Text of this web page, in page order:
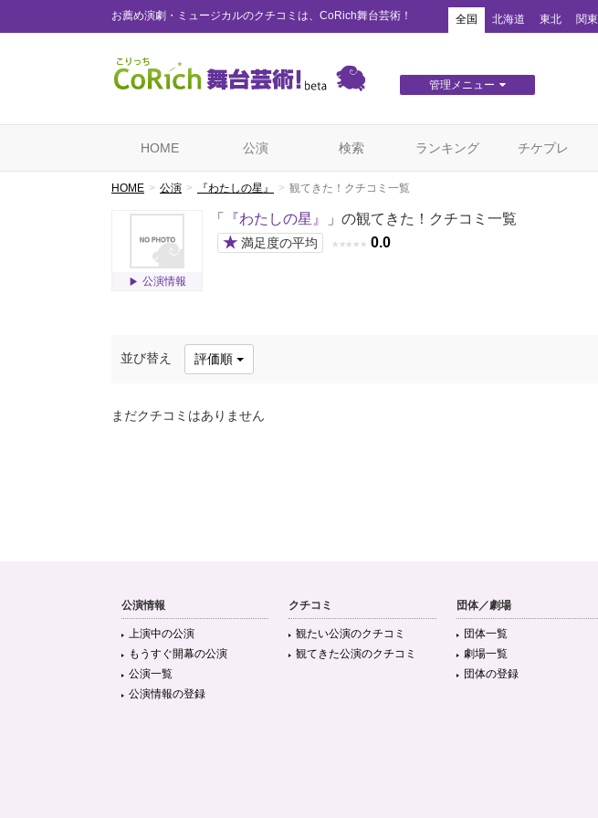
お薦め演劇・ミュージカルのクチコミは、CoRich舞台芸術！ 全国 北海道 東北 関東
管理メニュー
HOME 公演 検索 ランキング チケプレ
HOME 公演 『わたしの星』 観てきた！クチコミ一覧
公演情報
「 『わたしの星』
」の観てきた！クチコミ一覧
★ 満足度の平均 ★ ★ ★ ★ ★ 0.0
並び替え 評価順
まだクチコミはありません
公演情報
上演中の公演
もうすぐ開幕の公演
公演一覧
公演情報の登録
クチコミ
観たい公演のクチコミ
観てきた公演のクチコミ
団体／劇場
団体一覧
劇場一覧
団体の登録